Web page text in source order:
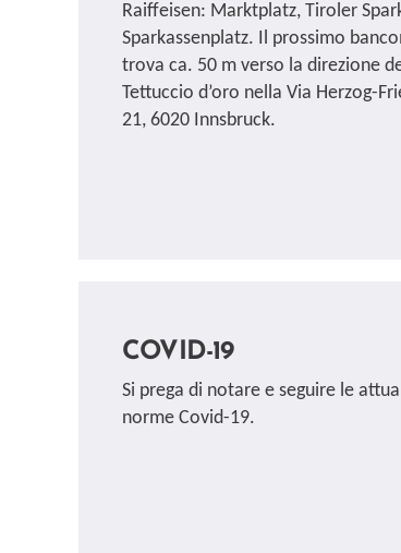
Raiffeisen: Marktplatz, Tiroler
Sparkassenplatz. Il prossimo
trova ca. 50 m verso la direzione
Tettuccio d’oro nella Via Herzog-
21, 6020 Innsbruck.
COVID-19
Si prega di notare e seguire le
norme Covid-19.